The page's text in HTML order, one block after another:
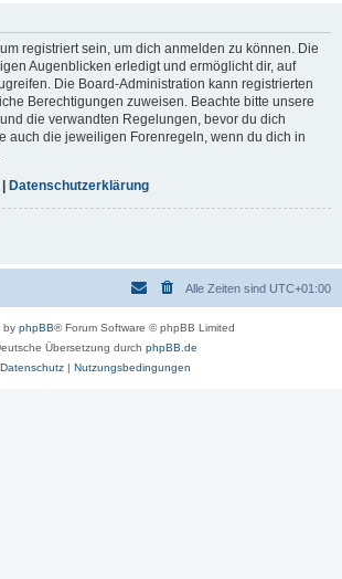
registriert sein, um dich anmelden zu können. Die
Augenblicken erledigt und ermöglicht dir, auf
Die Board-Administration kann registrierten
Berechtigungen zuweisen. Beachte bitte unsere
die verwandten Regelungen, bevor du dich
auch die jeweiligen Forenregeln, wenn du dich in
| Datenschutzerklärung
Alle Zeiten sind UTC+01:00
by phpBB® Forum Software © phpBB Limited
Übersetzung durch phpBB.de
Datenschutz| Nutzungsbedingungen